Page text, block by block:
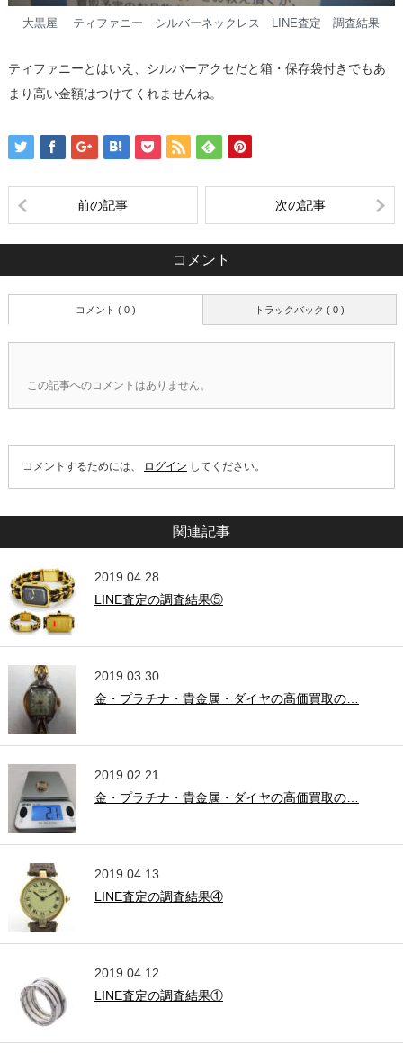
大黒屋 ティファニー シルバーネックレス LINE査定 調査結果
ティファニーとはいえ、シルバーアクセだと箱・保存袋付きでもあ
まり高い金額はつけてくれませんね。
前の記事 次の記事
コメント
トラックバック ( 0 )
コメント ( 0 )
この記事へのコメントはありません。
コメントするためには、 ログイン してください。
関連記事
2019.04.28
LINE査定の調査結果⑤
2019.03.30
金・プラチナ・貴金属・ダイヤの高価買取の…
2019.02.21
金・プラチナ・貴金属・ダイヤの高価買取の…
2019.04.13
LINE査定の調査結果④
2019.04.12
LINE査定の調査結果①